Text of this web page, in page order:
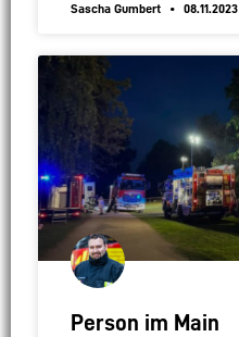
Sascha Gumbert 08.11.2023
Person im Main